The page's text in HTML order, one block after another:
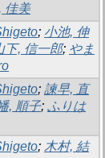
佳美
; 小池, 伸
下, 信一郎; やま
; 諫早, 直
, 順子; ふりは
; 木村, 結